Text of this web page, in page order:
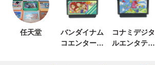
任天堂
バンダイナム
コエンターテ
コナミデジタ
ルエンタテイ